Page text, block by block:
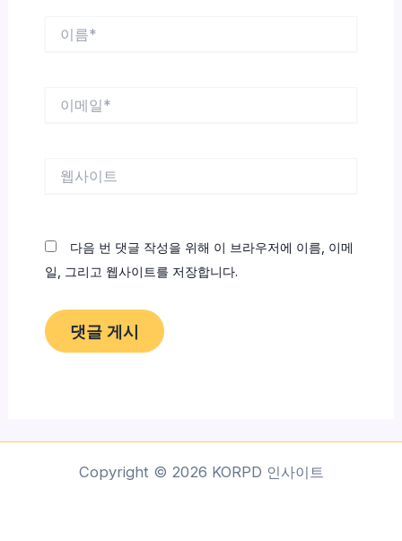
다음 번 댓글 작성을 위해 이 브라우저에 이름, 이메
일, 그리고 웹사이트를 저장합니다.
Copyright © 2026 KORPD 인사이트